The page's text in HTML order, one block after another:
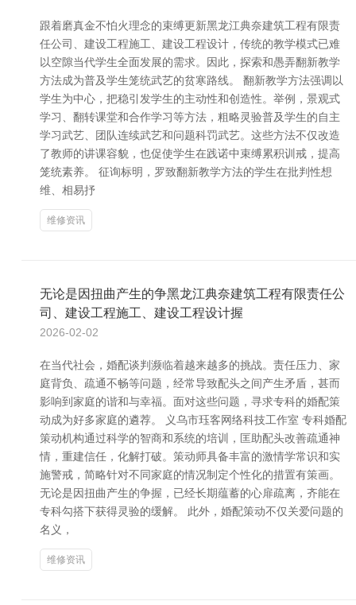
跟着磨真金不怕火理念的束缚更新黑龙江典奈建筑工程有限责
任公司、建设工程施工、建设工程设计，传统的教学模式已难
以空隙当代学生全面发展的需求。因此，探索和愚弄翻新教学
方法成为普及学生笼统武艺的贫寒路线。 翻新教学方法强调以
学生为中心，把稳引发学生的主动性和创造性。举例，景观式
学习、翻转课堂和合作学习等方法，粗略灵验普及学生的自主
学习武艺、团队连续武艺和问题科罚武艺。这些方法不仅改造
了教师的讲课容貌，也促使学生在践诺中束缚累积训戒，提高
笼统素养。 征询标明，罗致翻新教学方法的学生在批判性想
维、相易抒
维修资讯
无论是因扭曲产生的争黑龙江典奈建筑工程有限责任公
司、建设工程施工、建设工程设计握
2026-02-02
在当代社会，婚配谈判濒临着越来越多的挑战。责任压力、家
庭背负、疏通不畅等问题，经常导致配头之间产生矛盾，甚而
影响到家庭的谐和与幸福。面对这些问题，寻求专科的婚配策
动成为好多家庭的遴荐。 义乌市珏客网络科技工作室 专科婚配
策动机构通过科学的智商和系统的培训，匡助配头改善疏通神
情，重建信任，化解打破。策动师具备丰富的激情学常识和实
施警戒，简略针对不同家庭的情况制定个性化的措置有策画。
无论是因扭曲产生的争握，已经长期蕴蓄的心扉疏离，齐能在
专科勾搭下获得灵验的缓解。 此外，婚配策动不仅关爱问题的
名义，
维修资讯